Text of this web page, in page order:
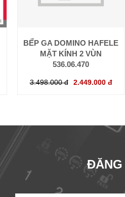
BẾ́P GA DOMINO HAFELE
MẶT KÍNH 2 VÙN
536.06.470
3.498.000 đ 2.449.000 đ
ĐĂNG